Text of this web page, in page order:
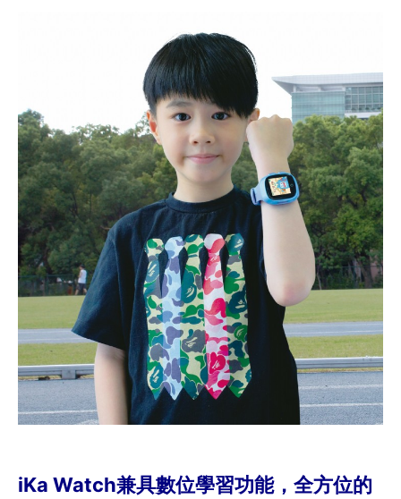
iKa Watch兼具數位學習功能，全方位的